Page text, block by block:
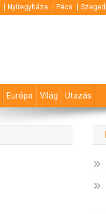
Nyíregyháza Pécs Szeged
Európa Világ Utazás